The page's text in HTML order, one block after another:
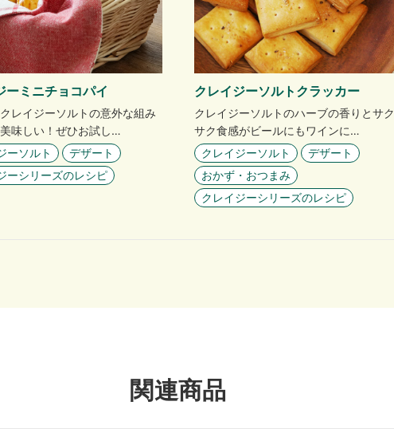
ーミニチョコパイ
レイジーソルトの意外な組み
味しい！ぜひお試し…
ーソルト
デザート
ーシリーズのレシピ
クレイジーソルトクラッカー
クレイジーソルトのハーブの香りとサク
サク食感がビールにもワインに…
クレイジーソルト
デザート
おかず・おつまみ
クレイジーシリーズのレシピ
関連商品